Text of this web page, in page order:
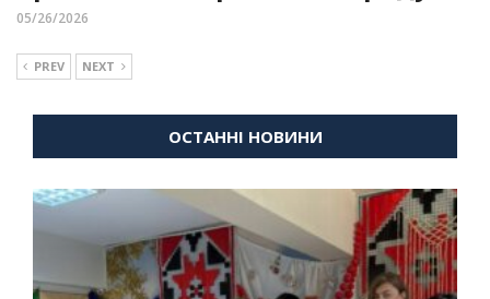
05/26/2026
PREV NEXT
ОСТАННІ НОВИНИ
ВІЙНА ДІАСПОРА КУЛЬТУРНІ ТОВАРИСТВА
ПОДІЇ СПІЛКИ
ДІАСПОРА КУЛЬТУРНІ ТОВАРИСТВА
НОВИНИ
ДІАСПОРИ
ПОДІЇ СПІЛКИ ПОЛІТИКА
УКРАЇНЦІ В
ВІЙНА ДІАСПОРА КУЛЬТУРНІ ТОВАРИСТВА
НОВИНИ